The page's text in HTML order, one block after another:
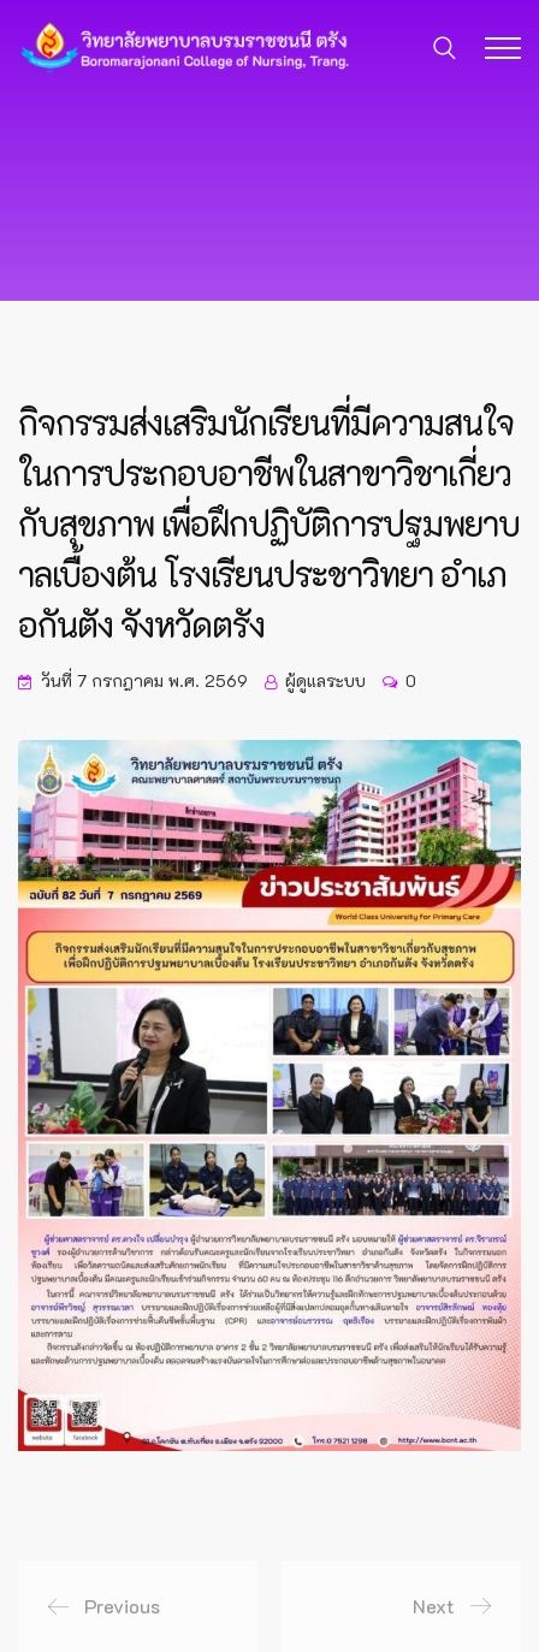
กิจกรรมส่งเสริมนักเรียนที่มีความสนใจ
ในการประกอบอาชีพในสาขาวิชาเกี่ยว
กับสุขภาพ เพื่อฝึกปฏิบัติการปฐมพยาบ
าลเบื้องต้น โรงเรียนประชาวิทยา อำเภ
อกันตัง จังหวัดตรัง
วันที่ 7 กรกฎาคม พ.ศ. 2569 ผู้ดูแลระบบ 0
Previous Next